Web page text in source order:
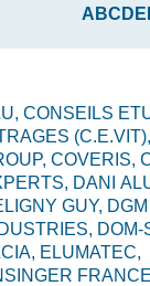
A BC D E
CONSEILS
(C.E.VIT),
COVERIS,
DANI
GUY, DGM
DOM-
ELUMATEC,